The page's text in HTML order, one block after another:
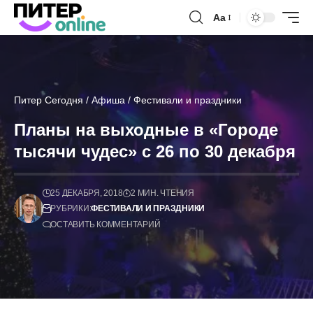
Аа
Питер Сегодня/ Афиша / Фестивали и праздники
Планы на выходные в «Городе
тысячи чудес» с 26 по 30 декабря
25 ДЕКАБРЯ, 2018
2 МИН. ЧТЕНИЯ
РУБРИКИ:ФЕСТИВАЛИ И ПРАЗДНИКИ
ОСТАВИТЬ КОММЕНТАРИЙ